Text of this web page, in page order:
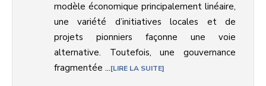
modèle économique principalement linéaire,
une variété d’initiatives locales et de
projets pionniers façonne une voie
alternative. Toutefois, une gouvernance
fragmentée ... LIRE LA SUITE